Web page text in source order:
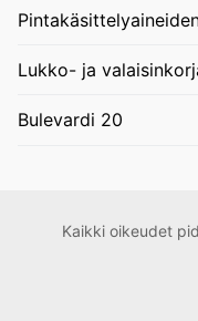
Lukko- ja
Bulevardi 20
Kaikki oikeudet